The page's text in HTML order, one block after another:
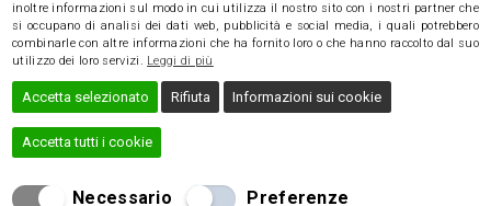
inoltre informazioni sul modo in cui utilizza il nostro sito con i nostri partner che
si occupano di analisi dei dati web, pubblicità e social media, i quali potrebbero
combinarle con altre informazioni che ha fornito loro o che hanno raccolto dal suo
utilizzo dei loro servizi. Leggi di più
Accetta selezionato Rifiuta Informazioni sui cookie
Accetta tutti i cookie
Necessario Preferenze